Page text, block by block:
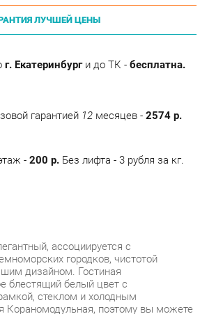
г. Екатеринбурги до ТК -бесплатна.
городков, чистотой
блестящий белый цвет с
стеклом и холодным
поэтому вы можете
обстановку самостоятельно и
со своими вкусами и
без учета подстветки